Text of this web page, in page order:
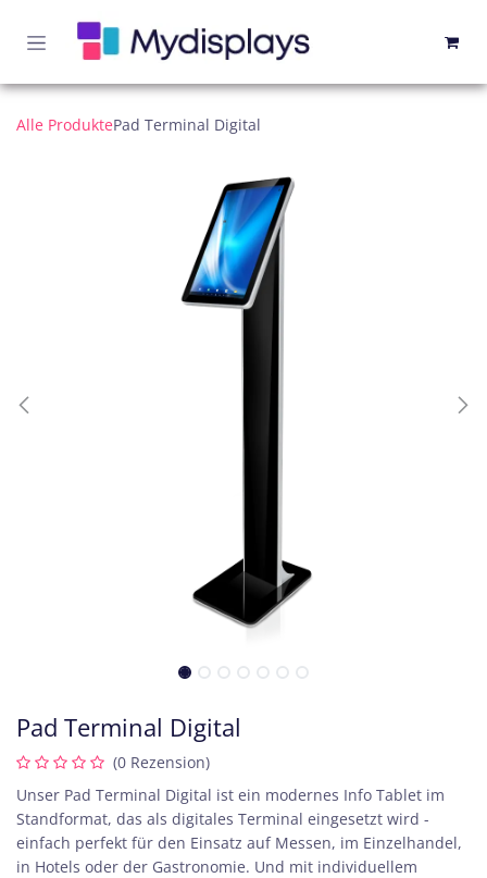
Alle ProduktePad Terminal Digital
Pad Terminal Digital
(0 Rezension)
Unser Pad Terminal Digital ist ein modernes Info Tablet im
Standformat, das als digitales Terminal eingesetzt wird -
einfach perfekt für den Einsatz auf Messen, im Einzelhandel,
in Hotels oder der Gastronomie. Und mit individuellem